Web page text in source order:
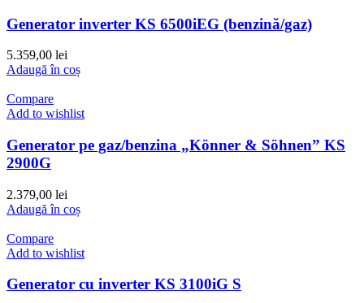
Generator inverter KS 6500iEG (benzină/gaz)
5.359,00 lei
Adaugă în coș
Compare
Add to wishlist
Generator pe gaz/benzina „Könner & Söhnen” KS
2900G
2.379,00 lei
Adaugă în coș
Compare
Add to wishlist
Generator cu inverter KS 3100iG S